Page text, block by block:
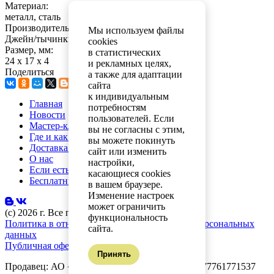
Материал:
металл, сталь
Производитель для сайта Лео РБ:
Джейн/тычинки,скрап, раскраски
Размер, мм:
24 х 17 х 4
Поделиться
Главная
Новости
Мастер-классы
Где и как купить
Доставка и оплата
О нас
Если есть вопросы
Бесплатный каталог
(с) 2026 г. Все права защищены.
Политика в отношении обработки и защиты персональных
данных
Публичная оферта
Продавец: АО «Планета увлечений» ОГРН: 1077761771537
Мы используем файлы
cookies
в статистических
и рекламных целях,
а также для адаптации
сайта
к индивидуальным
потребностям
пользователей. Если
вы не согласны с этим,
вы можете покинуть
сайт или изменить
настройки,
касающиеся cookies
в вашем браузере.
Изменение настроек
может ограничить
функциональность
сайта.
Принять